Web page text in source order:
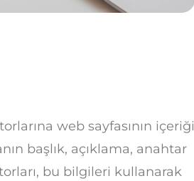
web sayfasının içeriği
başlık, açıklama, anahtar
bu bilgileri kullanarak